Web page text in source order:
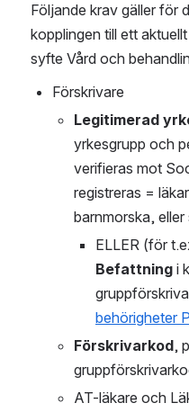
Följande krav gäller för
kopplingen till ett
syfte Vård och
Förskrivare
Legitimerad
yrkesgrupp och
verifieras mot
registreras =
Befattning i
behörigheter
Förskrivarkod,
AT-läkare och